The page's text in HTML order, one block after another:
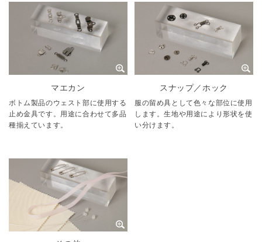
マエカン
ボトム製品のウェスト部に使用する
止め金具です。用途に合わせて多品
種揃えています。
スナップ／ホック
服の留め具として色々な部位に使用
します。生地や用途により形状を使
い分けます。